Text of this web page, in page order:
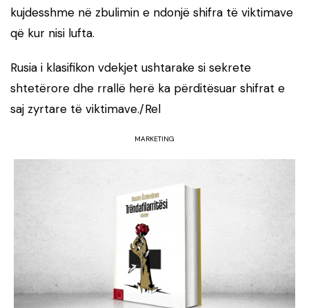
kujdesshme në zbulimin e ndonjë shifra të viktimave
që kur nisi lufta.
Rusia i klasifikon vdekjet ushtarake si sekrete
shtetërore dhe rrallë herë ka përditësuar shifrat e
saj zyrtare të viktimave./Rel
MARKETING